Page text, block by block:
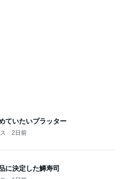
ていたいプラッター
2日前
に決定した鱒寿司